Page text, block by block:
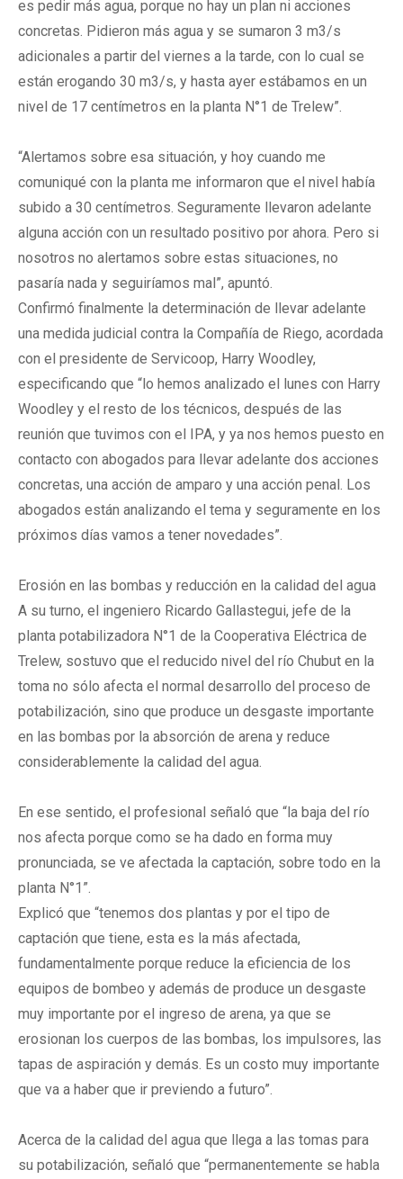
es pedir más agua, porque no hay un plan ni acciones
concretas. Pidieron más agua y se sumaron 3 m3/s
adicionales a partir del viernes a la tarde, con lo cual se
están erogando 30 m3/s, y hasta ayer estábamos en un
nivel de 17 centímetros en la planta N°1 de Trelew”.
“Alertamos sobre esa situación, y hoy cuando me
comuniqué con la planta me informaron que el nivel había
subido a 30 centímetros. Seguramente llevaron adelante
alguna acción con un resultado positivo por ahora. Pero si
nosotros no alertamos sobre estas situaciones, no
pasaría nada y seguiríamos mal”, apuntó.
Confirmó finalmente la determinación de llevar adelante
una medida judicial contra la Compañía de Riego, acordada
con el presidente de Servicoop, Harry Woodley,
especificando que “lo hemos analizado el lunes con Harry
Woodley y el resto de los técnicos, después de las
reunión que tuvimos con el IPA, y ya nos hemos puesto en
contacto con abogados para llevar adelante dos acciones
concretas, una acción de amparo y una acción penal. Los
abogados están analizando el tema y seguramente en los
próximos días vamos a tener novedades”.
Erosión en las bombas y reducción en la calidad del agua
A su turno, el ingeniero Ricardo Gallastegui, jefe de la
planta potabilizadora N°1 de la Cooperativa Eléctrica de
Trelew, sostuvo que el reducido nivel del río Chubut en la
toma no sólo afecta el normal desarrollo del proceso de
potabilización, sino que produce un desgaste importante
en las bombas por la absorción de arena y reduce
considerablemente la calidad del agua.
En ese sentido, el profesional señaló que “la baja del río
nos afecta porque como se ha dado en forma muy
pronunciada, se ve afectada la captación, sobre todo en la
planta N°1”.
Explicó que “tenemos dos plantas y por el tipo de
captación que tiene, esta es la más afectada,
fundamentalmente porque reduce la eficiencia de los
equipos de bombeo y además de produce un desgaste
muy importante por el ingreso de arena, ya que se
erosionan los cuerpos de las bombas, los impulsores, las
tapas de aspiración y demás. Es un costo muy importante
que va a haber que ir previendo a futuro”.
Acerca de la calidad del agua que llega a las tomas para
su potabilización, señaló que “permanentemente se habla